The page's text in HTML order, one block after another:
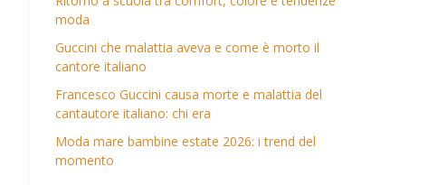
moda
Guccini che malattia aveva e come è morto il
cantore italiano
Francesco Guccini causa morte e malattia del
cantautore italiano: chi era
Moda mare bambine estate 2026: i trend del
momento